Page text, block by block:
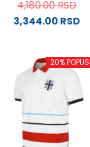
4,180.00RSD
3,344.00 RSD
ima
više
varijanti.
Opcije
mogu
biti
20%